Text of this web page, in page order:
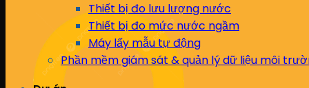
Thiết bị đo lưu lượng nước
Thiết bị đo mức nước ngầm
Máy lấy mẫu tự động
Phần mềm giám sát & quản lý dữ liệu môi